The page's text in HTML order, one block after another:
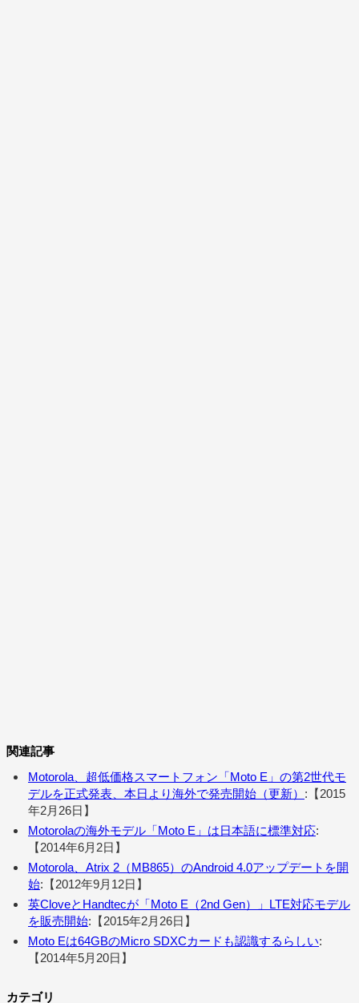
関連記事
Motorola、超低価格スマートフォン「Moto E」の第2世代モ
デルを正式発表、本日より海外で発売開始（更新） :【2015
年2月26日】
Motorolaの海外モデル「Moto E」は日本語に標準対応:
【2014年6月2日】
Motorola、Atrix 2（MB865）のAndroid 4.0アップデートを開
始:【2012年9月12日】
英CloveとHandtecが「Moto E（2nd Gen）」LTE対応モデル
を販売開始:【2015年2月26日】
Moto Eは64GBのMicro SDXCカードも認識するらしい:
【2014年5月20日】
カテゴリ